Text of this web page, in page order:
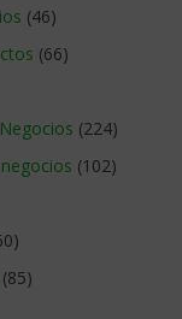
(46)
(66)
(224)
(102)
(85)